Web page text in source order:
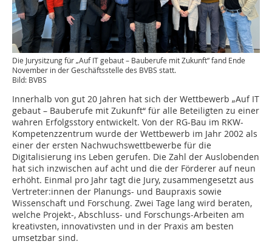
Die Jurysitzung für „Auf IT gebaut – Bauberufe mit Zukunft“ fand Ende
November in der Geschäftsstelle des BVBS statt.
Bild: BVBS
Innerhalb von gut 20 Jahren hat sich der Wettbewerb „Auf IT
gebaut – Bauberufe mit Zukunft“ für alle Beteiligten zu einer
wahren Erfolgsstory entwickelt. Von der RG-Bau im RKW-
Kompetenzzentrum wurde der Wettbewerb im Jahr 2002 als
einer der ersten Nachwuchswettbewerbe für die
Digitalisierung ins Leben gerufen. Die Zahl der Auslobenden
hat sich inzwischen auf acht und die der Förderer auf neun
erhöht. Einmal pro Jahr tagt die Jury, zusammengesetzt aus
Vertreter:innen der Planungs- und Baupraxis sowie
Wissenschaft und Forschung. Zwei Tage lang wird beraten,
welche Projekt-, Abschluss- und Forschungs-Arbeiten am
kreativsten, innovativsten und in der Praxis am besten
umsetzbar sind.